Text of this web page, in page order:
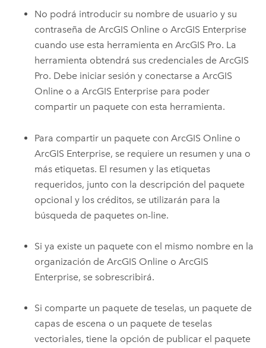
No podrá introducir su nombre de usuario y su
contraseña deArcGIS Online oArcGIS Enterprise
cuando use esta herramienta en ArcGIS Pro. La
herramienta obtendrá sus credenciales de ArcGIS
Pro. Debe iniciar sesión y conectarse aArcGIS
Online o aArcGIS Enterprise para poder
compartir un paquete con esta herramienta.
Para compartir un paquete conArcGIS Online o
ArcGIS Enterprise, se requiere un resumen y una o
más etiquetas. El resumen y las etiquetas
requeridos, junto con la descripción del paquete
opcional y los créditos, se utilizarán para la
búsqueda de paquetes on-line.
Si ya existe un paquete con el mismo nombre en la
organización deArcGIS Online oArcGIS
Enterprise, se sobrescribirá.
Si comparte un paquete de teselas, un paquete de
capas de escena o un paquete de teselas
vectoriales, tiene la opción de publicar el paquete